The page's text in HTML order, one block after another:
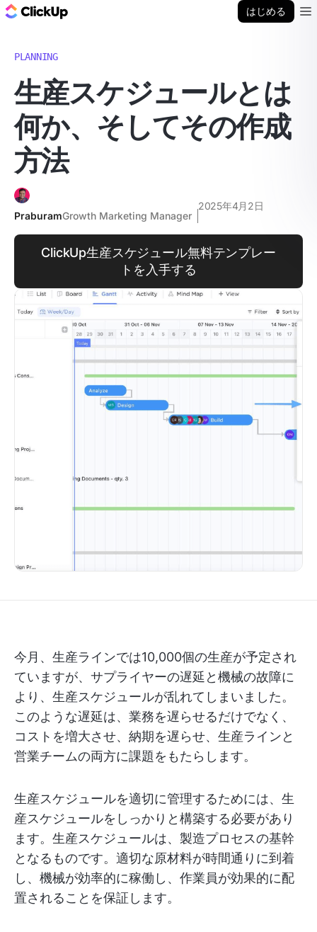
はじめる
PLANNING
生産スケジュールとは
何か、そしてその作成
方法
PraburamGrowth Marketing Manager
2025年4月2日
ClickUp生産スケジュール無料テンプレー
トを入手する
今月、生産ラインでは10,000個の生産が予定され
ていますが、サプライヤーの遅延と機械の故障に
より、生産スケジュールが乱れてしまいました。
このような遅延は、業務を遅らせるだけでなく、
コストを増大させ、納期を遅らせ、生産ラインと
営業チームの両方に課題をもたらします。
生産スケジュールを適切に管理するためには、生
産スケジュールをしっかりと構築する必要があり
ます。生産スケジュールは、製造プロセスの基幹
となるものです。適切な原材料が時間通りに到着
し、機械が効率的に稼働し、作業員が効果的に配
置されることを保証します。